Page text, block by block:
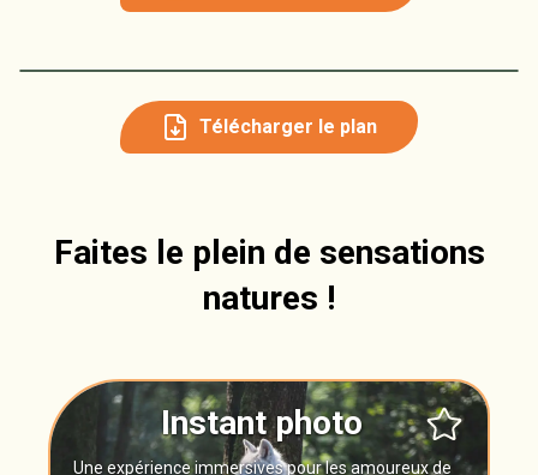
Télécharger le plan
Faites le plein de sensations
natures !
Instant photo
Une expérience immersives pour les amoureux de